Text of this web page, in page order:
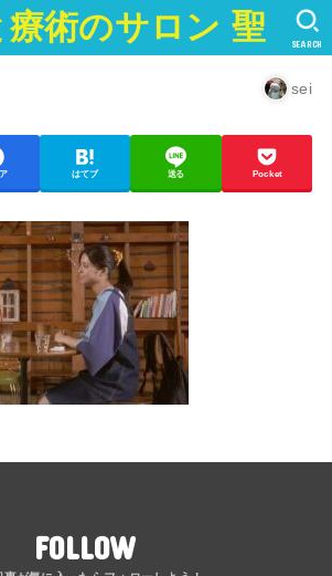
療術のサロン 聖 SEARCH
sei
はてブ 送る Pocket
FOLLOW